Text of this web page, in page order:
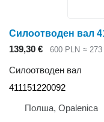
Силоотводен вал
139,30 €
600 PLN ≈ 273
Силоотводен вал
411151220092
Полша, Opalenica